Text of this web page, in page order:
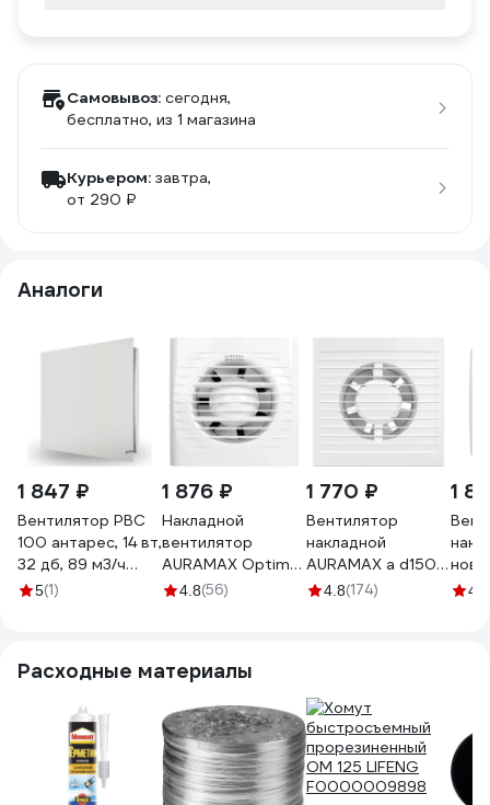
Самовывоз: сегодня,
бесплатно, из 1 магазина
Курьером: завтра,
от 290 ₽
Аналоги
1 847 ₽
Вентилятор РВС
100 антарес, 14 вт,
32 дб, 89 м3/ч
10221051
5(1)
1 876 ₽
Накладной
вентилятор
AURAMAX Optima
4 at, d100 90-
4.8(56)
1 770 ₽
Вентилятор
накладной
AURAMAX a d150
90-00037 A 6
4.8(174)
1
90-
4.7
Расходные материалы